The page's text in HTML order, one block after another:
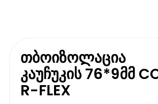
თბოიზოლაცია
კაუჩუკის 76*9მმ
R-FLEX